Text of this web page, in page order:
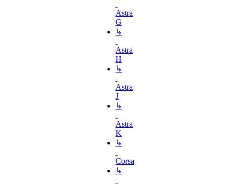
Astra
G
↳
Astra
H
↳
Astra
J
↳
Astra
K
↳
Corsa
↳